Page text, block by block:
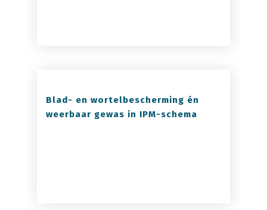
Blad- en wortelbescherming én
weerbaar gewas in IPM-schema